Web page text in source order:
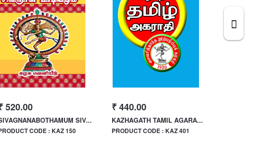
520.00
SIV...
CODE : KAZ 150
₹ 440.00
KAZHAGATH TAMIL AGARA...
PRODUCT CODE : KAZ 401